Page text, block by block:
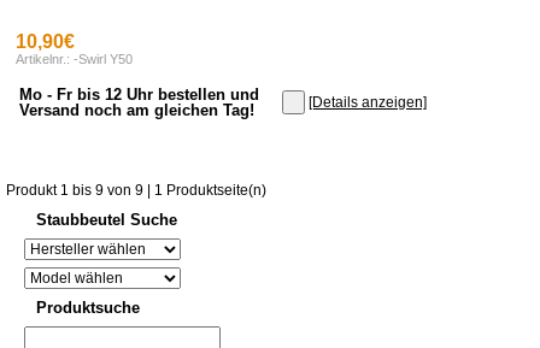
10,90€
Artikelnr.: -Swirl Y50
Mo - Fr bis 12 Uhr bestellen und
Versand noch am gleichen Tag!
[Details anzeigen]
Produkt 1 bis 9 von 9 | 1 Produktseite(n)
Staubbeutel Suche
Produktsuche